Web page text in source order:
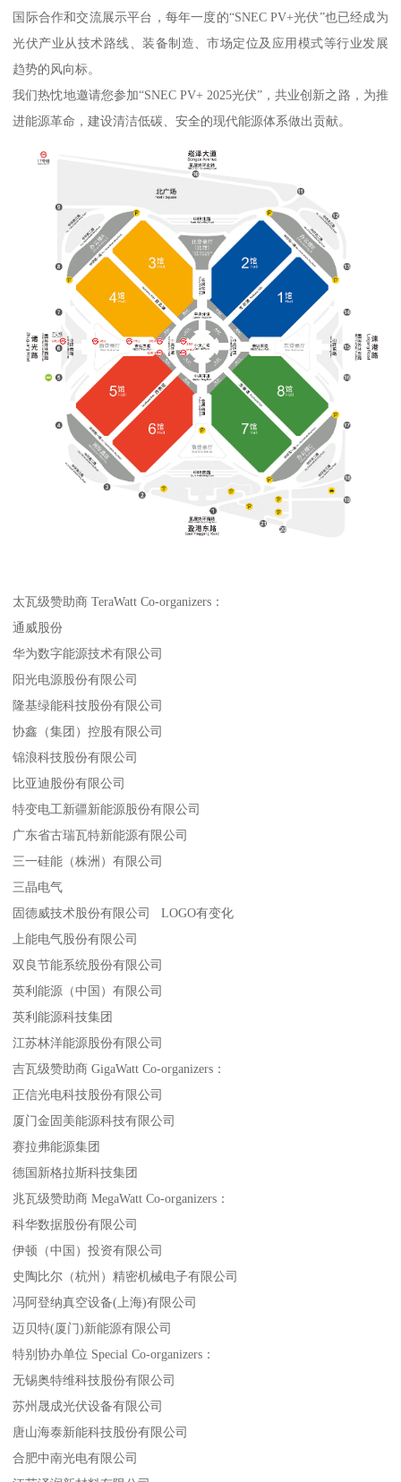
国际合作和交流展示平台，每年一度的“SNEC PV+光伏”也已经成为
光伏产业从技术路线、装备制造、市场定位及应用模式等行业发展
趋势的风向标。
我们热忱地邀请您参加“SNEC PV+ 2025光伏”，共业创新之路，为推
进能源革命，建设清洁低碳、安全的现代能源体系做出贡献。
太瓦级赞助商 TeraWatt Co-organizers：
通威股份
华为数字能源技术有限公司
阳光电源股份有限公司
隆基绿能科技股份有限公司
协鑫（集团）控股有限公司
锦浪科技股份有限公司
比亚迪股份有限公司
特变电工新疆新能源股份有限公司
广东省古瑞瓦特新能源有限公司
三一硅能（株洲）有限公司
三晶电气
固德威技术股份有限公司 LOGO有变化
上能电气股份有限公司
双良节能系统股份有限公司
英利能源（中国）有限公司
英利能源科技集团
江苏林洋能源股份有限公司
吉瓦级赞助商 GigaWatt Co-organizers：
正信光电科技股份有限公司
厦门金固美能源科技有限公司
赛拉弗能源集团
德国新格拉斯科技集团
兆瓦级赞助商 MegaWatt Co-organizers：
科华数据股份有限公司
伊顿（中国）投资有限公司
史陶比尔（杭州）精密机械电子有限公司
冯阿登纳真空设备(上海)有限公司
迈贝特(厦门)新能源有限公司
特别协办单位 Special Co-organizers：
无锡奥特维科技股份有限公司
苏州晟成光伏设备有限公司
唐山海泰新能科技股份有限公司
合肥中南光电有限公司